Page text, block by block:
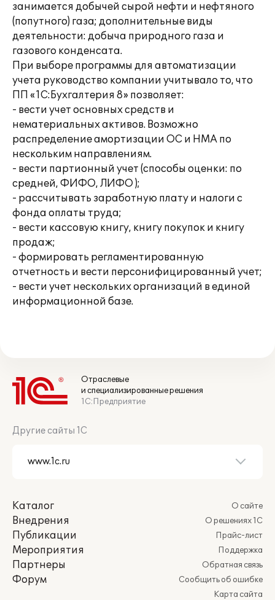
занимается добычей сырой нефти и нефтяного
(попутного) газа; дополнительные виды
деятельности: добыча природного газа и
газового конденсата.
При выборе программы для автоматизации
учета руководство компании учитывало то, что
ПП «1С:Бухгалтерия 8» позволяет:
- вести учет основных средств и
нематериальных активов. Возможно
распределение амортизации ОС и НМА по
нескольким направлениям.
- вести партионный учет (способы оценки: по
средней, ФИФО, ЛИФО );
- рассчитывать заработную плату и налоги с
фонда оплаты труда;
- вести кассовую книгу, книгу покупок и книгу
продаж;
- формировать регламентированную
отчетность и вести персонифицированный учет;
- вести учет нескольких организаций в единой
информационной базе.
Отраслевые
и специализированные решения
1С:Предприятие
Другие сайты 1С
Каталог
Внедрения
Публикации
Мероприятия
Партнеры
Форум
О сайте
О решениях 1С
Прайс-лист
Поддержка
Обратная связь
Сообщить об ошибке
Карта сайта